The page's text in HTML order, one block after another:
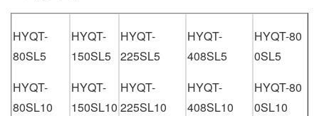
HYQT-
80SL5
HYQT-
80SL10
HYQT-
150SL5
HYQT-
150SL10
HYQT-
225SL5
HYQT-
225SL10
HYQT-
408SL5
HYQT-
408SL10
HYQT-80
0SL5
HYQT-80
0SL10